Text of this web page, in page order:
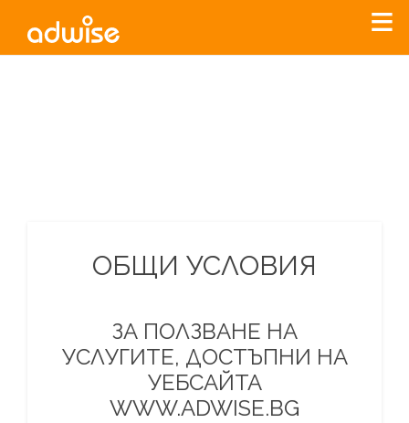
ОБЩИ УСЛОВИЯ
ЗА ПОЛЗВАНЕ НА
УСЛУГИТЕ, ДОСТЪПНИ НА
УЕБСАЙТА
WWW.ADWISE.BG